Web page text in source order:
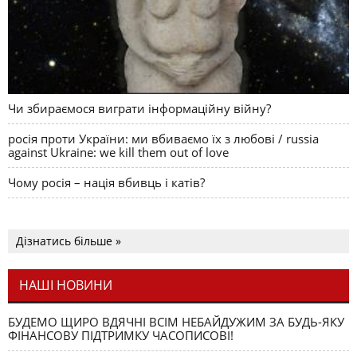
Чи збираємося виграти інформаційну війну?
росія проти України: ми вбиваємо їх з любові / russia
against Ukraine: we kill them out of love
Чому росія – нація вбивць і катів?
Дізнатись більше »
НАШІ НОВИНИ
БУДЕМО ЩИРО ВДЯЧНІ ВСІМ НЕБАЙДУЖИМ ЗА БУДЬ-ЯКУ
ФІНАНСОВУ ПІДТРИМКУ ЧАСОПИСОВІ!